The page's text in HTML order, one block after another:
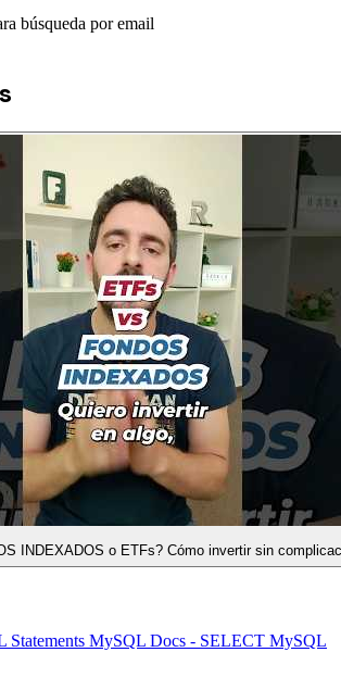
búsqueda por email
INDEXADOS o ETFs? Cómo invertir sin
Statements MySQL Docs - SELECT MySQL